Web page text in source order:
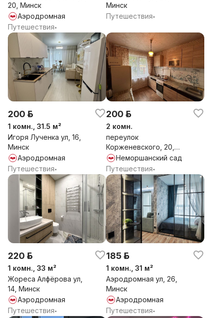
20, Минск
Аэродромная
Путешествия•
Минск
Путешествия•
200 р.
1 комн., 31.5 м²
Игоря Лученка ул, 16,
Минск
Аэродромная
Путешествия•
200 р.
2 комн.
переулок
Корженевского, 20,
МинскНеморшанский сад
Путешествия•
220 р.
1 комн., 33 м²
Жореса Алфёрова ул,
14, Минск
Аэродромная
Путешествия•
185 р.
1 комн., 31 м²
Аэродромная ул, 26,
Минск
Аэродромная
Путешествия•